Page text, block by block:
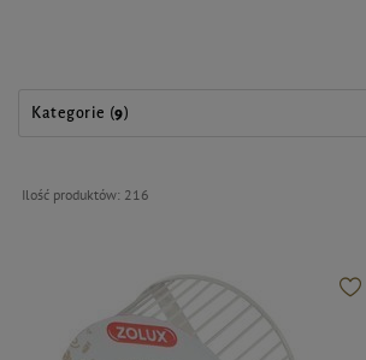
Kategorie (9)
Ilość produktów: 216